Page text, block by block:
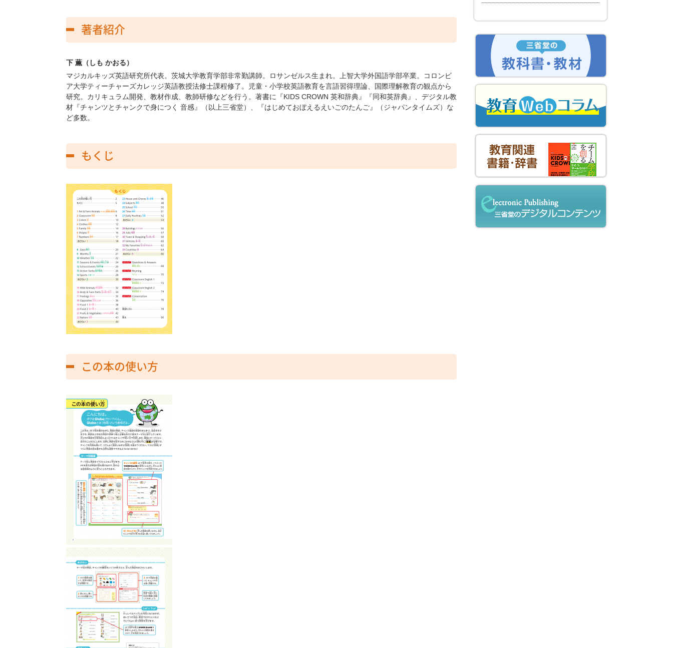
著者紹介
下 薫（しも かおる）
マジカルキッズ英語研究所代表。茨城大学教育学部非常勤講師。ロサンゼルス生まれ。上智大学外国語学部卒業。コロンビ
ア大学ティーチャーズカレッジ英語教授法修士課程修了。児童・小学校英語教育を言語習得理論、国際理解教育の観点から
研究。カリキュラム開発、教材作成、教師研修などを行う。著書に『KIDS CROWN 英和辞典』『同和英辞典』、デジタル教
材『チャンツとチャンクで身につく 音感』（以上三省堂）、『はじめておぼえるえいごのたんご』（ジャパンタイムズ）な
ど多数。
もくじ
この本の使い方